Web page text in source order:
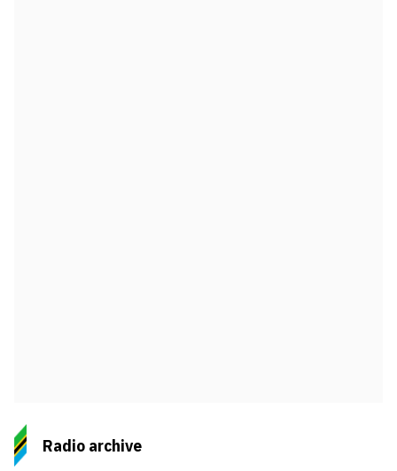
Radio archive